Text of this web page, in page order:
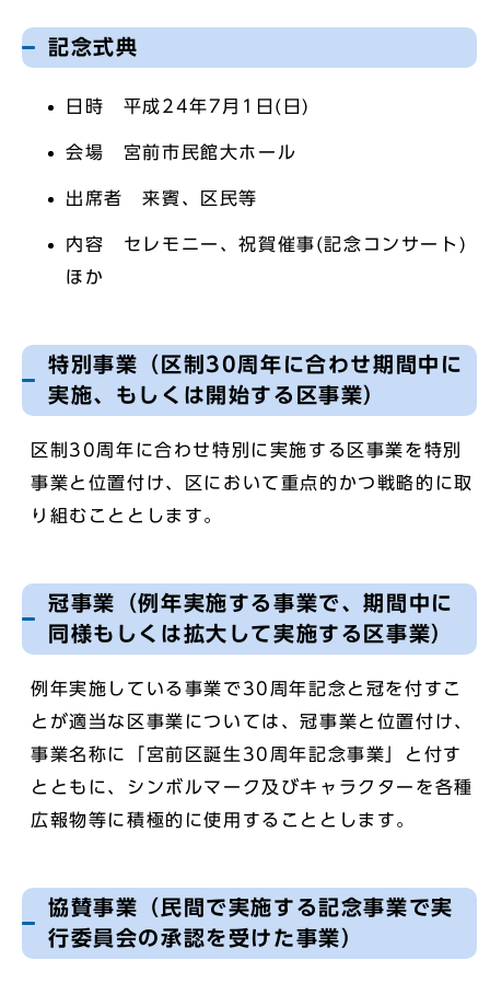
記念式典
日時 平成24年7月1日(日)
会場 宮前市民館大ホール
出席者 来賓、区民等
内容 セレモニー、祝賀催事(記念コンサート)
ほか
特別事業（区制30周年に合わせ期間中に
実施、もしくは開始する区事業）
区制30周年に合わせ特別に実施する区事業を特別
事業と位置付け、区において重点的かつ戦略的に取
り組むこととします。
冠事業（例年実施する事業で、期間中に
同様もしくは拡大して実施する区事業）
例年実施している事業で30周年記念と冠を付すこ
とが適当な区事業については、冠事業と位置付け、
事業名称に「宮前区誕生30周年記念事業」と付す
とともに、シンボルマーク及びキャラクターを各種
広報物等に積極的に使用することとします。
協賛事業（民間で実施する記念事業で実
行委員会の承認を受けた事業）